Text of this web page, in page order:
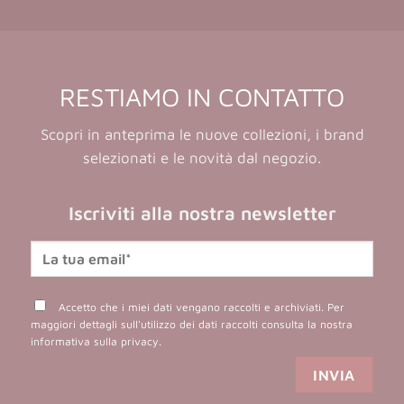
RESTIAMO IN CONTATTO
Scopri in anteprima le nuove collezioni, i brand
selezionati e le novità dal negozio.
Iscriviti alla nostra newsletter
Accetto che i miei dati vengano raccolti e archiviati. Per
maggiori dettagli sull'utilizzo dei dati raccolti consulta la nostra
informativa sulla privacy.